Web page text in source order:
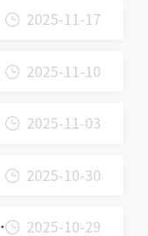
2025-11-17
2025-11-10
2025-11-03
2025-10-30
2025-10-29